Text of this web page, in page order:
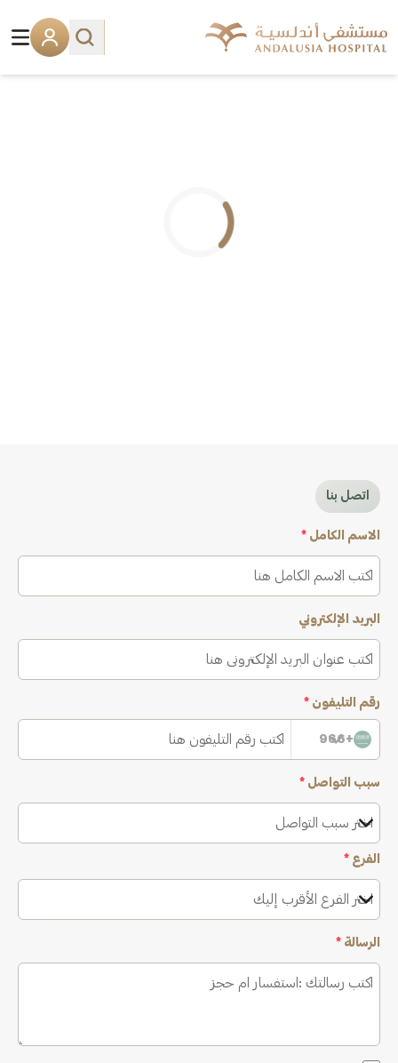
اتصل بنا
الاسم الكامل *
البريد الإلكتروني
رقم التليفون *
+966
سبب التواصل *
اختر سبب التواصل
الفرع *
اختر الفرع الأقرب إليك
الرسالة *